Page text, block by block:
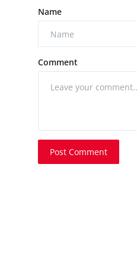
Name
Comment
Post Comment